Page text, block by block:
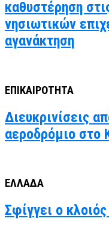
καθυστέρηση
νησιωτικών
αγανάκτηση
ΕΠΙΚΑΙΡΟΤΗΤΑ
Διευκρινίσεις
αεροδρόμιο στο
ΕΛΛΑΔΑ
Σφίγγει ο